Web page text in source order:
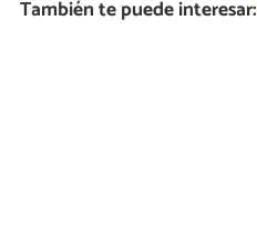
También te puede interesar: